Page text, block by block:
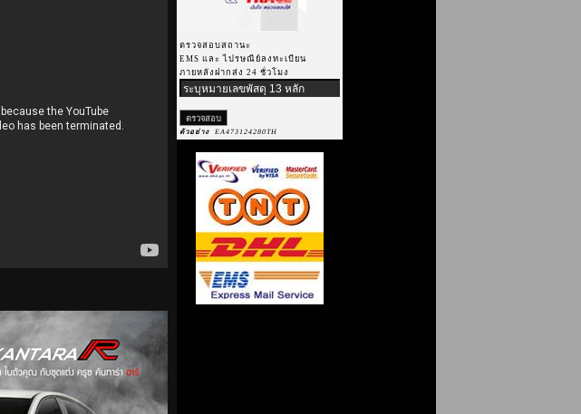
ตรวจสอบสถานะ
EMS และ ไปรษณีย์ลงทะเบียน
ภายหลังฝากส่ง 24 ชั่วโมง
ตัวอย่าง EA473124280TH